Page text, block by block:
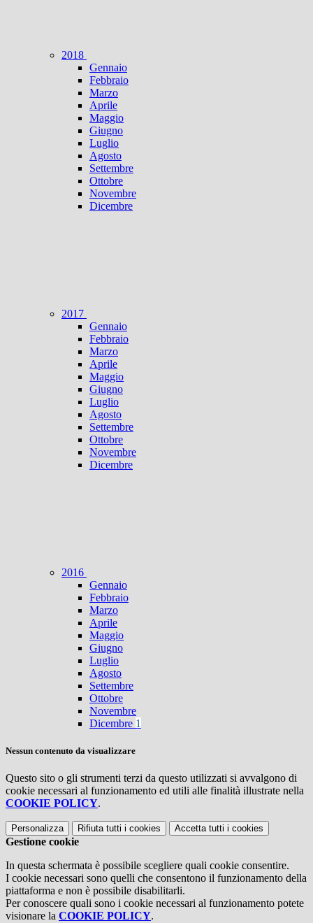
2018
Gennaio
Febbraio
Marzo
Aprile
Maggio
Giugno
Luglio
Agosto
Settembre
Ottobre
Novembre
Dicembre
2017
Gennaio
Febbraio
Marzo
Aprile
Maggio
Giugno
Luglio
Agosto
Settembre
Ottobre
Novembre
Dicembre
2016
Gennaio
Febbraio
Marzo
Aprile
Maggio
Giugno
Luglio
Agosto
Settembre
Ottobre
Novembre
Dicembre 1
Nessun contenuto da visualizzare
Questo sito o gli strumenti terzi da questo utilizzati si avvalgono di
cookie necessari al funzionamento ed utili alle finalità illustrate nella
COOKIE POLICY.
Personalizza Rifiuta tutti i cookies Accetta tutti i cookies
Gestione cookie
In questa schermata è possibile scegliere quali cookie consentire.
I cookie necessari sono quelli che consentono il funzionamento della
piattaforma e non è possibile disabilitarli.
Per conoscere quali sono i cookie necessari al funzionamento potete
visionare la COOKIE POLICY.